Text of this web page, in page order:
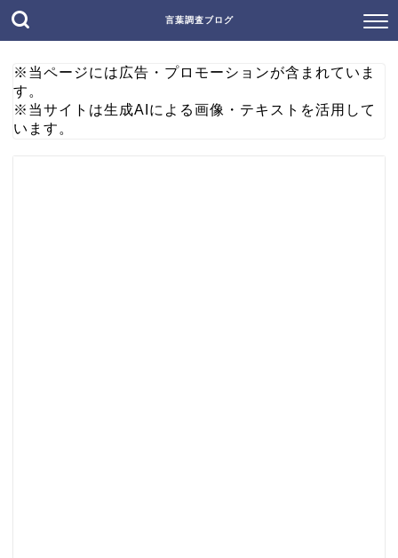
言葉調査ブログ
※当ページには広告・プロモーションが含まれていま
す。
※当サイトは生成AIによる画像・テキストを活用して
います。